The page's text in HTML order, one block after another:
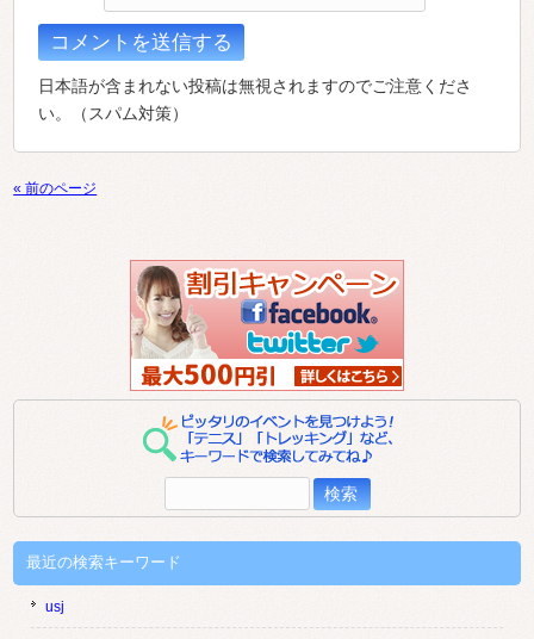
日本語が含まれない投稿は無視されますのでご注意くださ
い。（スパム対策）
« 前のページ
索:
最近の検索キーワード
usj